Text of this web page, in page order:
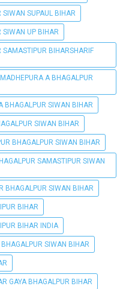
SIWAN SUPAUL BIHAR
SIWAN UP BIHAR
SAMASTIPUR BIHARSHARIF
A BHAGALPUR
BHAGALPUR SIWAN BIHAR
SIWAN BIHAR
BHAGALPUR SIWAN BIHAR
SAMASTIPUR SIWAN
BHAGALPUR SIWAN BIHAR
BIHAR
BIHAR INDIA
SIWAN BIHAR
GAYA BHAGALPUR BIHAR